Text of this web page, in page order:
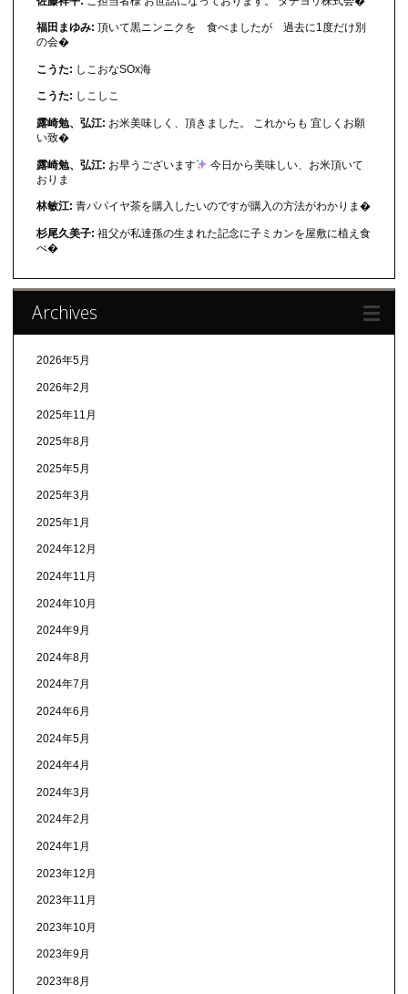
福田まゆみ: 頂いて黒ニンニクを 食べましたが 過去に1度だけ別
の会�
こうた: しこおなSOx海
こうた: しこしこ
露崎勉、弘江: お米美味しく、頂きました。 これからも 宜しくお願
い致�
露崎勉、弘江: お早うございます
今日から美味しい、お米頂いて
おりま
林敏江: 青パパイヤ茶を購入したいのですが購入の方法がわかりま�
杉尾久美子: 祖父が私達孫の生まれた記念に子ミカンを屋敷に植え食
べ�
Archives
2026年5月
2026年2月
2025年11月
2025年8月
2025年5月
2025年3月
2025年1月
2024年12月
2024年11月
2024年10月
2024年9月
2024年8月
2024年7月
2024年6月
2024年5月
2024年4月
2024年3月
2024年2月
2024年1月
2023年12月
2023年11月
2023年10月
2023年9月
2023年8月